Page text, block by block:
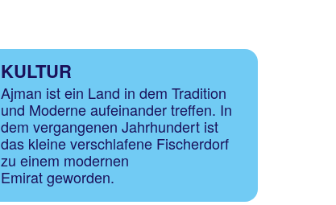
KULTUR
Ajman ist ein Land in dem Tradition
und Moderne aufeinander treffen. In
dem vergangenen Jahrhundert ist
das kleine verschlafene Fischerdorf
zu einem modernen
Emirat geworden.